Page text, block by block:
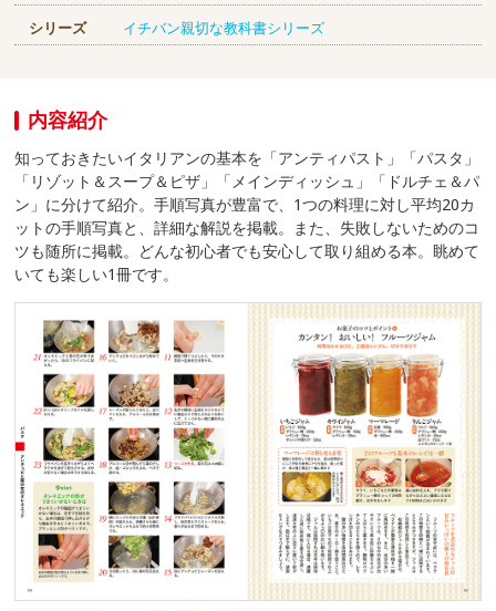
シリーズ
イチバン親切な教科書シリーズ
内容紹介
知っておきたいイタリアンの基本を「アンティパスト」「パスタ」
「リゾット＆スープ＆ピザ」「メインディッシュ」「ドルチェ＆パ
ン」に分けて紹介。手順写真が豊富で、1つの料理に対し平均20カ
ットの手順写真と、詳細な解説を掲載。また、失敗しないためのコ
ツも随所に掲載。どんな初心者でも安心して取り組める本。眺めて
いても楽しい1冊です。